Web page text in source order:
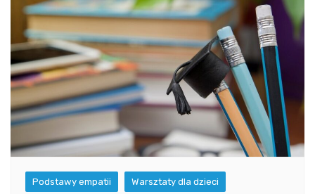
Podstawy empatii Warsztaty dla dzieci